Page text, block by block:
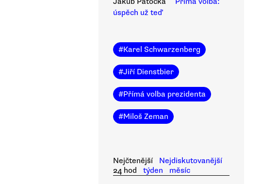
úspěch už teď
#Karel Schwarzenberg
#Jiří Dienstbier
#Přímá volba prezidenta
#Miloš Zeman
Nejčtenější
Nejdiskutovanější
24 hod
týden
měsíc